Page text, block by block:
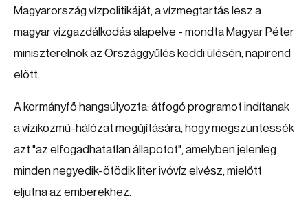
Magyarország vízpolitikáját, a vízmegtartás lesz a
magyar vízgazdálkodás alapelve - mondta Magyar Péter
miniszterelnök az Országgyűlés keddi ülésén, napirend
előtt.
A kormányfő hangsúlyozta: átfogó programot indítanak
a víziközmű-hálózat megújítására, hogy megszüntessék
azt "az elfogadhatatlan állapotot", amelyben jelenleg
minden negyedik-ötödik liter ivóvíz elvész, mielőtt
eljutna az emberekhez.